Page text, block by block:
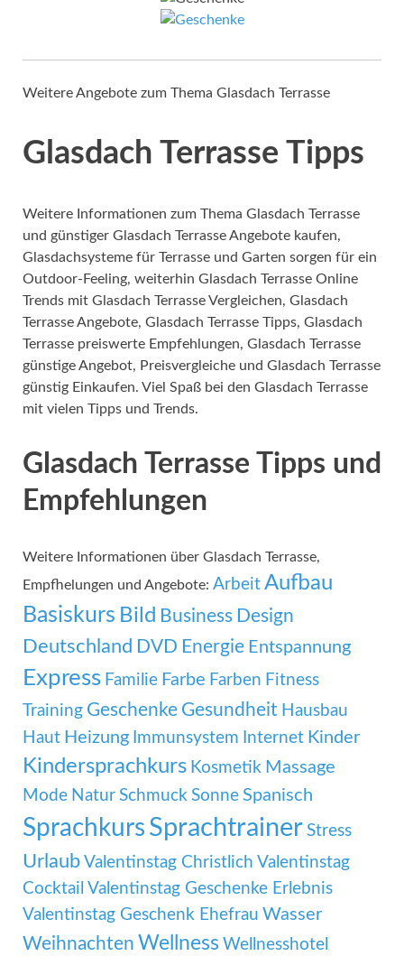
Weitere Angebote zum Thema Glasdach Terrasse
Glasdach Terrasse Tipps
Weitere Informationen zum Thema Glasdach Terrasse
und günstiger Glasdach Terrasse Angebote kaufen,
Glasdachsysteme für Terrasse und Garten sorgen für ein
Outdoor-Feeling, weiterhin Glasdach Terrasse Online
Trends mit Glasdach Terrasse Vergleichen, Glasdach
Terrasse Angebote, Glasdach Terrasse Tipps, Glasdach
Terrasse preiswerte Empfehlungen, Glasdach Terrasse
günstige Angebot, Preisvergleiche und Glasdach Terrasse
günstig Einkaufen. Viel Spaß bei den Glasdach Terrasse
mit vielen Tipps und Trends.
Glasdach Terrasse Tipps und
Empfehlungen
Weitere Informationen über Glasdach Terrasse,
Empfhelungen und Angebote: Arbeit Aufbau
Basiskurs Bild Business Design
Deutschland DVD Energie Entspannung
Express Familie Farbe Farben Fitness
Training Geschenke Gesundheit Hausbau
Haut Heizung Immunsystem Internet Kinder
Kindersprachkurs Kosmetik Massage
Mode Natur Schmuck Sonne Spanisch
Sprachkurs Sprachtrainer Stress
Urlaub Valentinstag Christlich Valentinstag
Cocktail Valentinstag Geschenke Erlebnis
Valentinstag Geschenk Ehefrau Wasser
Weihnachten Wellness Wellnesshotel